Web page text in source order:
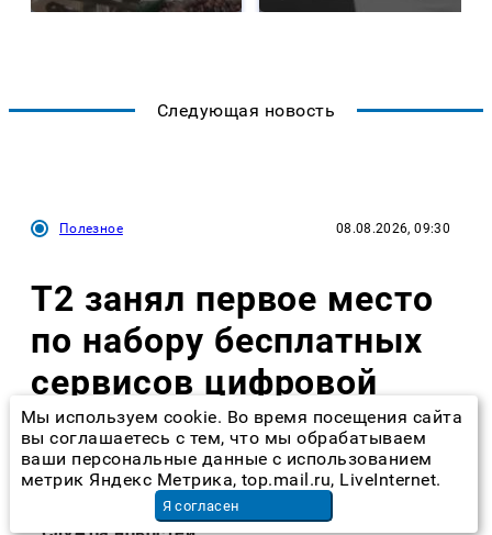
Следующая новость
Полезное 08.08.2026, 09:30
Т2 занял первое место
по набору бесплатных
сервисов цифровой
защиты – J'son &
Partners
Мы используем cookie. Во время посещения сайта
вы соглашаетесь с тем, что мы обрабатываем
ваши персональные данные с использованием
метрик Яндекс Метрика, top.mail.ru, LiveInternet.
Я согласен